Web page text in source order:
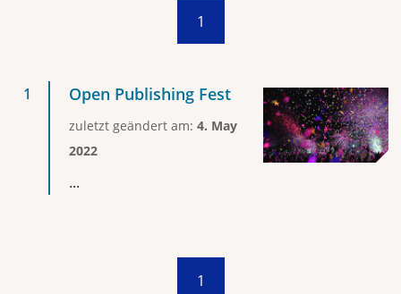
1
Open Publishing Fest
zuletzt geändert am: 4. May
2022
...
1